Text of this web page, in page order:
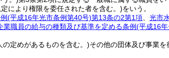
により権限を委任された者を含む。)をいう。
(平成16年光市条例第40号)第13条の2第1項
光市
業職員の給与の種類及び基準を定める条例(平成16
定めがあるものを含む。)その他の団体及び事業を